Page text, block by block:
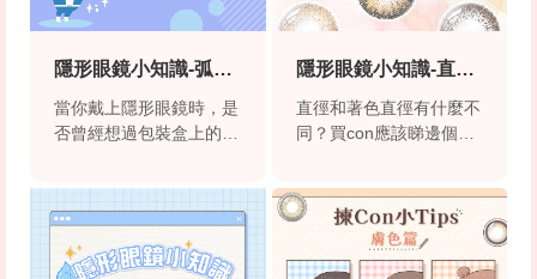
隱形眼鏡小知識-弧度
BC
當你戴上隱形眼鏡時，是
否曾經想過包裝盒上的
隱形眼鏡小知識-直徑
與著色直徑
直徑和著色直徑有什麼不
同？買con應該睇邊個最